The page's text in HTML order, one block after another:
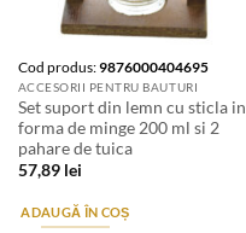
Cod produs:9876000404695
ACCESORII PENTRU BAUTURI
Set suport din lemn cu sticla in
forma de minge 200 ml si 2
pahare de tuica
57,89 lei
ADAUGĂ ÎN COȘ